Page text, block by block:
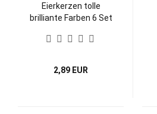
Eierkerzen tolle
brilliante Farben 6 Set
2,89 EUR